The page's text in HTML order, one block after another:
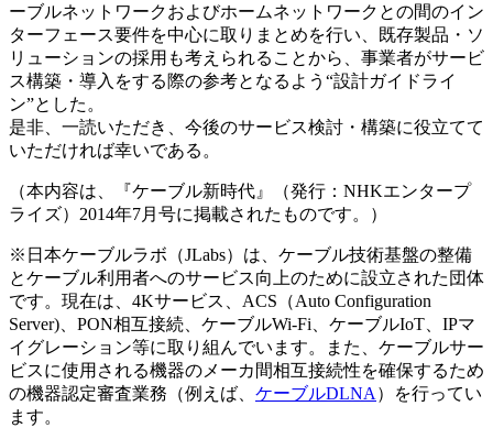
ーブルネットワークおよびホームネットワークとの間のイン
ターフェース要件を中心に取りまとめを行い、既存製品・ソ
リューションの採用も考えられることから、事業者がサービ
ス構築・導入をする際の参考となるよう“設計ガイドライ
ン”とした。
是非、一読いただき、今後のサービス検討・構築に役立てて
いただければ幸いである。
（本内容は、『ケーブル新時代』（発行：NHKエンタープ
ライズ）2014年7月号に掲載されたものです。）
※日本ケーブルラボ（JLabs）は、ケーブル技術基盤の整備
とケーブル利用者へのサービス向上のために設立された団体
です。現在は、4Kサービス、ACS（Auto Configuration
Server)、PON相互接続、ケーブルWi-Fi、ケーブルIoT、IPマ
イグレーション等に取り組んでいます。また、ケーブルサー
ビスに使用される機器のメーカ間相互接続性を確保するため
の機器認定審査業務（例えば、 ケーブルDLNA）を行ってい
ます。